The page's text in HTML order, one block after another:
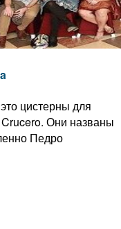
цистерны для
Они названы
Педро